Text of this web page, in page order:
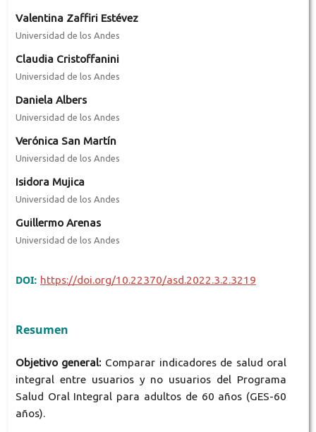
Valentina Zaffiri Estévez
Universidad de los Andes
Claudia Cristoffanini
Universidad de los Andes
Daniela Albers
Universidad de los Andes
Verónica San Martín
Universidad de los Andes
Isidora Mujica
Universidad de los Andes
Guillermo Arenas
Universidad de los Andes
DOI: https://doi.org/10.22370/asd.2022.3.2.3219
Resumen
Objetivo general: Comparar indicadores de salud oral
integral entre usuarios y no usuarios del Programa
Salud Oral Integral para adultos de 60 años (GES-60
años).